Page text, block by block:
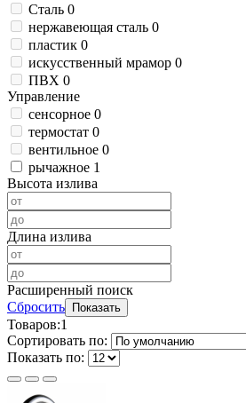
Сталь 0
нержавеющая сталь 0
пластик 0
искусственный мрамор 0
ПВХ 0
Управление
сенсорное 0
термостат 0
вентильное 0
рычажное 1
Высота излива
Длина излива
Расширенный поиск
Сбросить
Показать
Товаров:1
Сортировать по:
Показать по: